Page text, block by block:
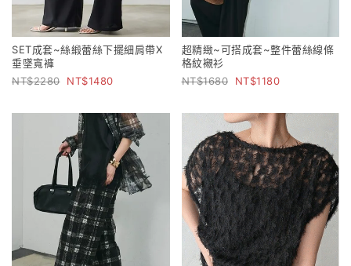
SET成套~絲緞蕾絲下擺細肩帶X
垂墜寬褲
2280
1480
超精緻~可搭成套~整件蕾絲線條
格紋襯衫
1680
1180